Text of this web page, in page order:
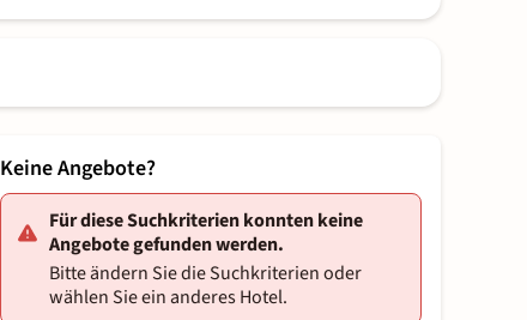
Keine Angebote?
Für diese Suchkriterien konnten keine
Angebote gefunden werden.
Bitte ändern Sie die Suchkriterien oder
wählen Sie ein anderes Hotel.